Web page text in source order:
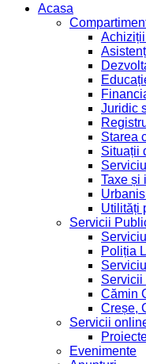
Acasa
Juridic
Starea
Situații
Taxe și
Utilități
Servicii
Poliția
Servicii
Cămin
Creșe,
Servicii
Evenimente